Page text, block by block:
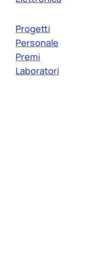
Progetti
Personale
Premi
Laboratori